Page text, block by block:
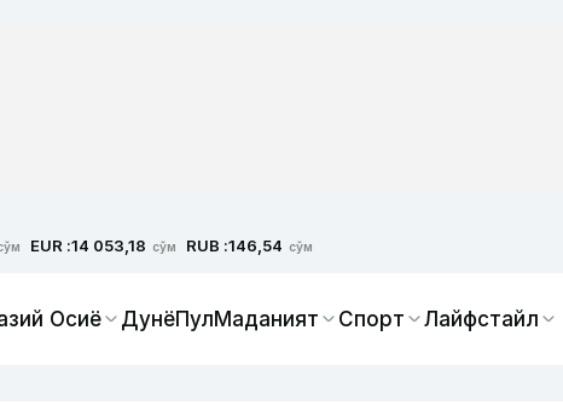
EUR :14 053,18 сўм RUB :146,54 сўм
Осиё ДунёПулМаданият Спорт Лайфстайл